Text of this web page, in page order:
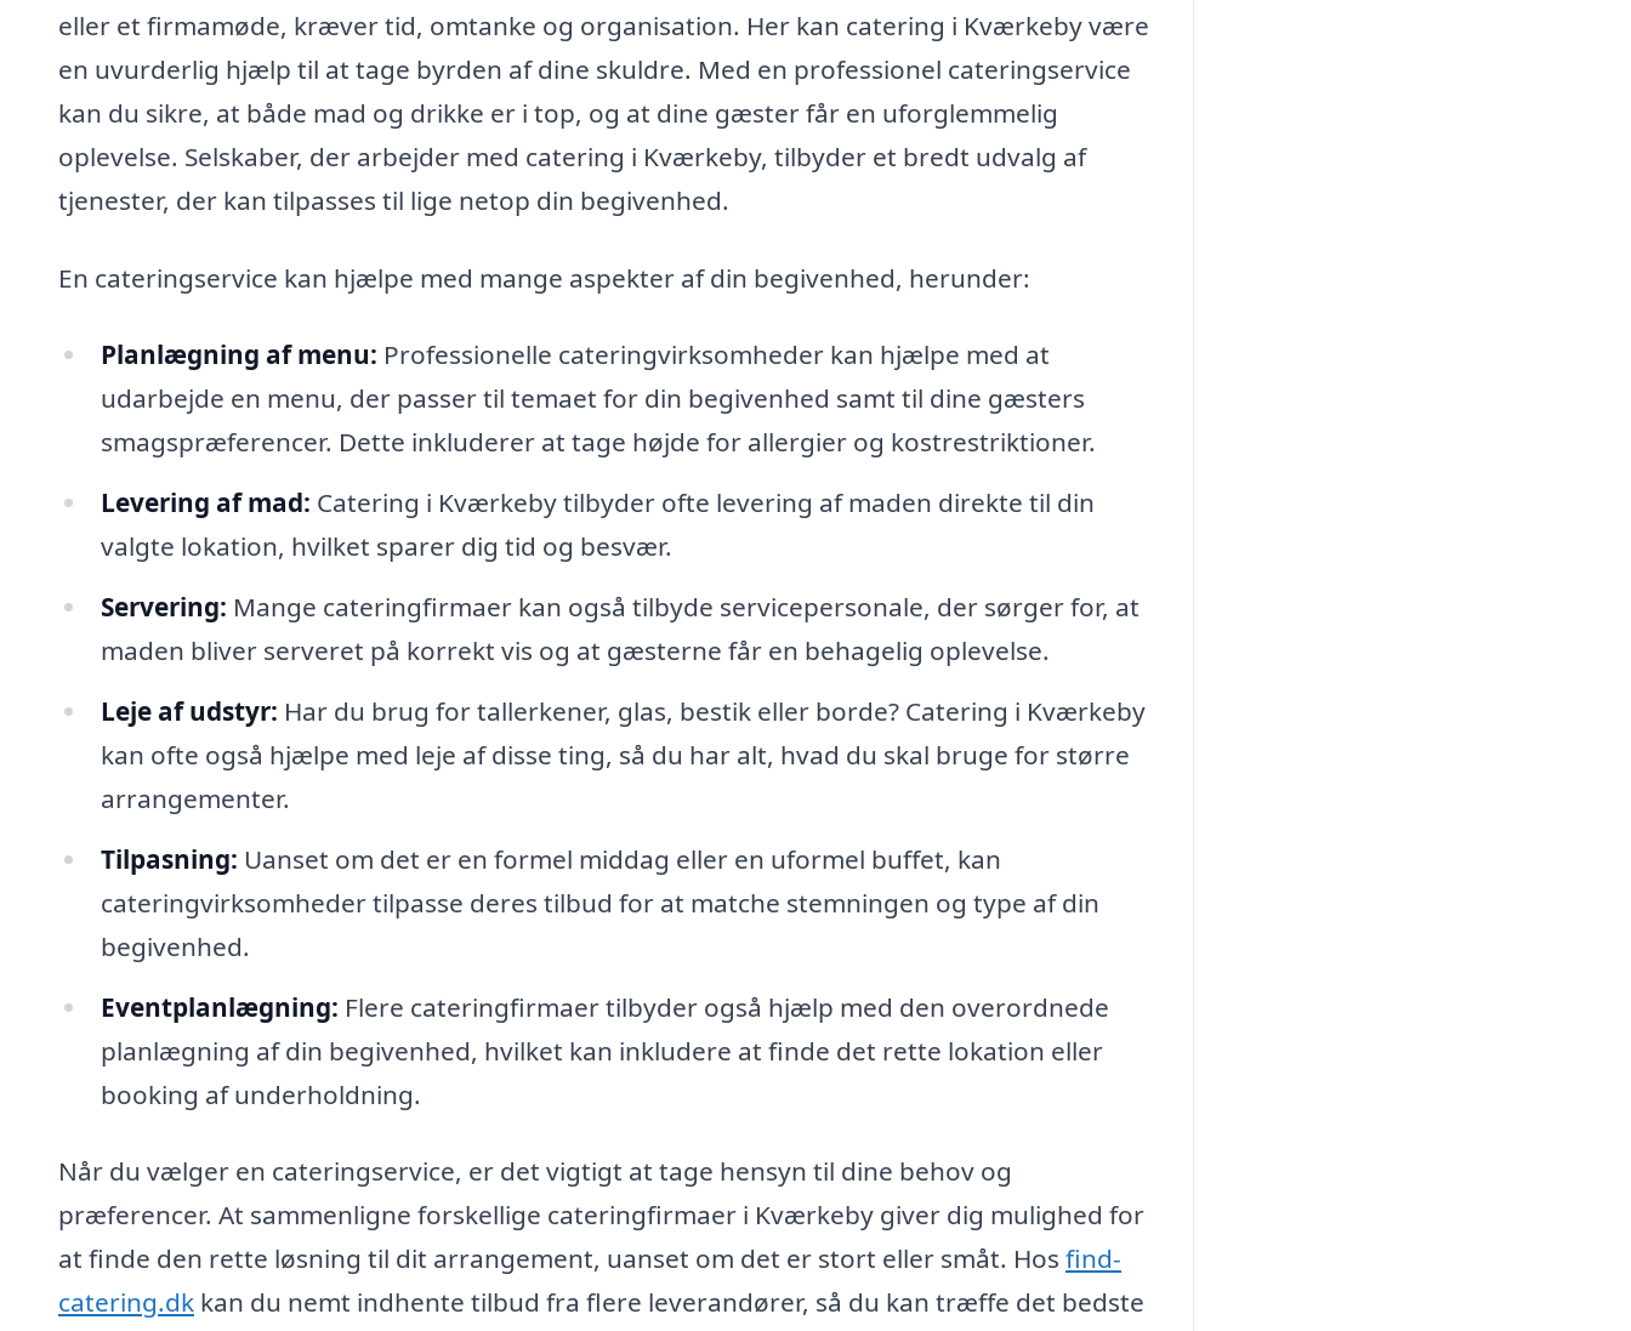
eller et firmamøde, kræver tid, omtanke og organisation. Her kan catering i Kværkeby være
en uvurderlig hjælp til at tage byrden af dine skuldre. Med en professionel cateringservice
kan du sikre, at både mad og drikke er i top, og at dine gæster får en uforglemmelig
oplevelse. Selskaber, der arbejder med catering i Kværkeby, tilbyder et bredt udvalg af
tjenester, der kan tilpasses til lige netop din begivenhed.
En cateringservice kan hjælpe med mange aspekter af din begivenhed, herunder:
Planlægning af menu: Professionelle cateringvirksomheder kan hjælpe med at
udarbejde en menu, der passer til temaet for din begivenhed samt til dine gæsters
smagspræferencer. Dette inkluderer at tage højde for allergier og kostrestriktioner.
Levering af mad: Catering i Kværkeby tilbyder ofte levering af maden direkte til din
valgte lokation, hvilket sparer dig tid og besvær.
Servering: Mange cateringfirmaer kan også tilbyde servicepersonale, der sørger for, at
maden bliver serveret på korrekt vis og at gæsterne får en behagelig oplevelse.
Leje af udstyr: Har du brug for tallerkener, glas, bestik eller borde? Catering i Kværkeby
kan ofte også hjælpe med leje af disse ting, så du har alt, hvad du skal bruge for større
arrangementer.
Tilpasning: Uanset om det er en formel middag eller en uformel buffet, kan
cateringvirksomheder tilpasse deres tilbud for at matche stemningen og type af din
begivenhed.
Eventplanlægning: Flere cateringfirmaer tilbyder også hjælp med den overordnede
planlægning af din begivenhed, hvilket kan inkludere at finde det rette lokation eller
booking af underholdning.
Når du vælger en cateringservice, er det vigtigt at tage hensyn til dine behov og
præferencer. At sammenligne forskellige cateringfirmaer i Kværkeby giver dig mulighed for
at finde den rette løsning til dit arrangement, uanset om det er stort eller småt. Hos find-
catering.dk kan du nemt indhente tilbud fra flere leverandører, så du kan træffe det bedste